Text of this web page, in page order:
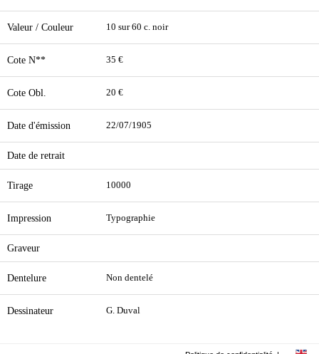
Valeur / Couleur 10 sur 60 c. noir
Cote N** 35 €
Cote Obl. 20 €
Date d'émission 22/07/1905
Date de retrait
Tirage 10000
Impression Typographie
Graveur
Dentelure Non dentelé
Dessinateur G. Duval